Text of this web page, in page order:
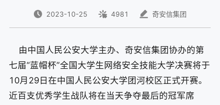
2023-10-25 4981 奇安信集团
由中国人民公安大学主办、奇安信集团协办的第
七届“蓝帽杯”全国大学生网络安全技能大学决赛将于
10月29日在中国人民公安大学团河校区正式开赛。
近百支优秀学生战队将在当天争夺最后的冠军席